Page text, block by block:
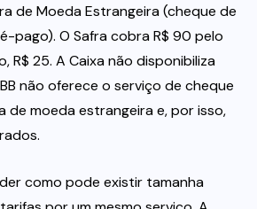
de Moeda Estrangeira (cheque de
pago). O Safra cobra R$ 90 pelo
R$ 25. A Caixa não disponibiliza
não oferece o serviço de cheque
de moeda estrangeira e, por isso,
como pode existir tamanha